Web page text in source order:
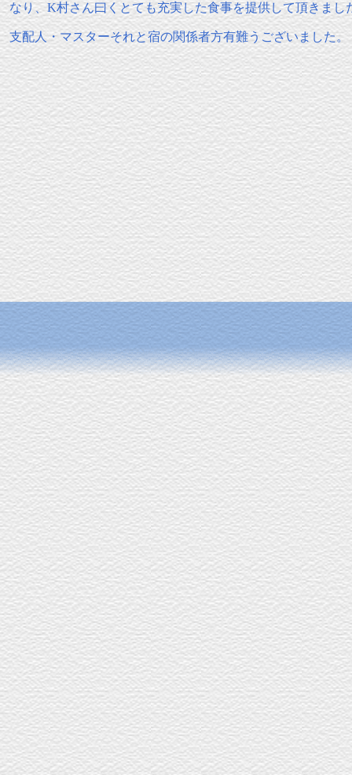
なり、K村さん曰くとても充実した食事を提供して頂きまし
支配人・マスターそれと宿の関係者方有難うございました。